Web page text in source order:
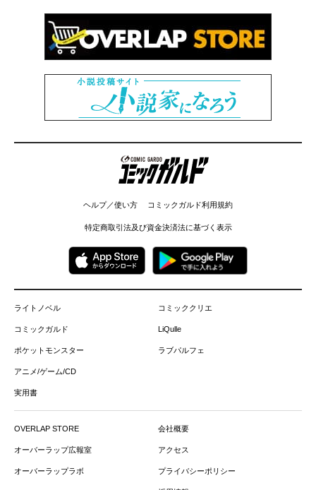
コミックガルド
ヘルプ／使い方 コミックガルド利用規約
特定商取引法及び資金決済法に基づく表示
ライトノベル
コミックガルド
ポケットモンスター
アニメ/ゲーム/CD
実用書
コミッククリエ
LiQulle
ラブパルフェ
OVERLAP STORE
オーバーラップ広報室
オーバーラップラボ
会社概要
アクセス
プライバシーポリシー